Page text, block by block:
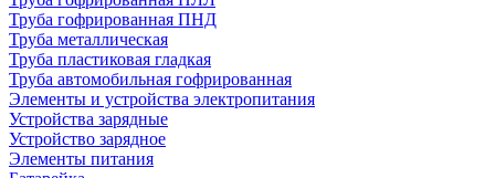
Труба гофрированная ПНД
Труба металлическая
Труба пластиковая гладкая
Труба автомобильная гофрированная
Элементы и устройства электропитания
Устройства зарядные
Устройство зарядное
Элементы питания